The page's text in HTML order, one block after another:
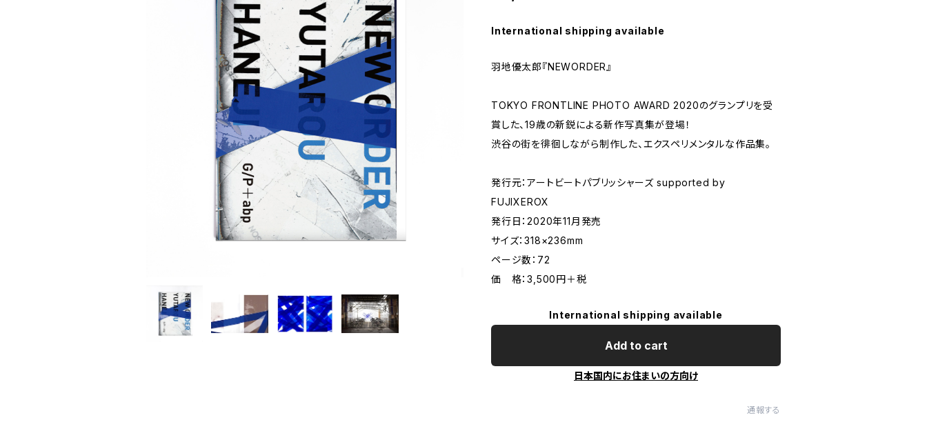
International shipping available
羽地優太郎『NEWORDER』
TOKYO FRONTLINE PHOTO AWARD 2020のグランプリを受
賞した、19歳の新鋭による新作写真集が登場！
渋谷の街を徘徊しながら制作した、エクスペリメンタルな作品集。
発行元：アートビートパブリッシャーズ supported by
FUJIXEROX
発行日：2020年11月発売
サイズ：318×236mm
ページ数：72
価 格：3,500円＋税
International shipping available
Add to cart
日本国内にお住まいの方向け
通報する